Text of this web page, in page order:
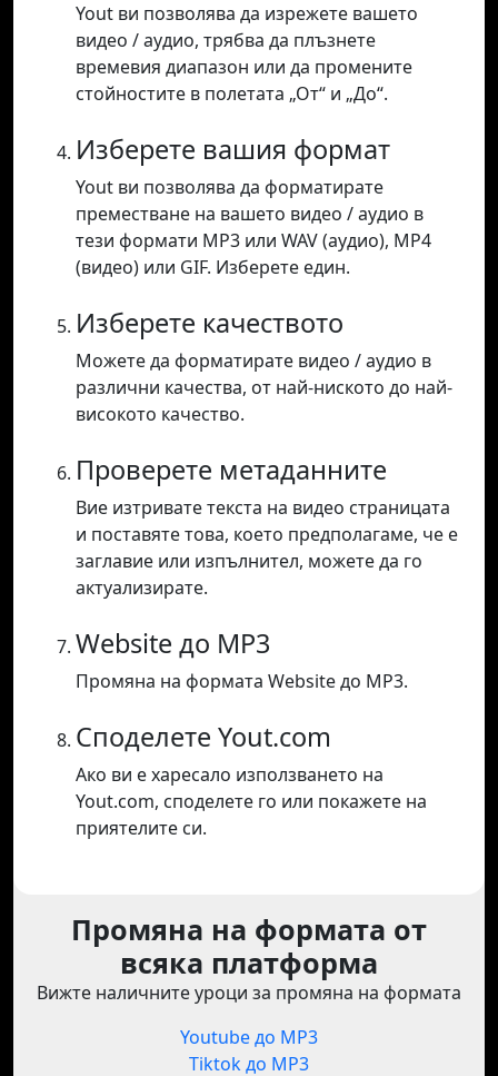
Yout ви позволява да изрежете вашето
видео / аудио, трябва да плъзнете
времевия диапазон или да промените
стойностите в полетата „От“ и „До“.
Изберете вашия формат
Yout ви позволява да форматирате
преместване на вашето видео / аудио в
тези формати MP3 или WAV (аудио), MP4
(видео) или GIF. Изберете един.
Изберете качеството
Можете да форматирате видео / аудио в
различни качества, от най-ниското до най-
високото качество.
Проверете метаданните
Вие изтривате текста на видео страницата
и поставяте това, което предполагаме, че е
заглавие или изпълнител, можете да го
актуализирате.
Website до MP3
Промяна на формата Website до MP3.
Споделете Yout.com
Ако ви е харесало използването на
Yout.com, споделете го или покажете на
приятелите си.
Промяна на формата от
всяка платформа
Вижте наличните уроци за промяна на формата
Youtube до MP3
Tiktok до MP3